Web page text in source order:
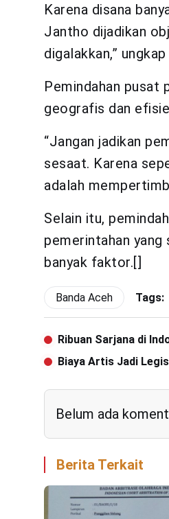
Karena disana
Jantho dijadikan
digalakkan,”
Pemindahan pusat
geografis dan
“Jangan jadikan
sesaat. Karena
adalah
Selain itu,
pemerintahan yang
banyak faktor.[]
Banda Aceh Tags:
Ribuan Sarjana di
Biaya Artis Jadi
Belum ada
Berita Terkait